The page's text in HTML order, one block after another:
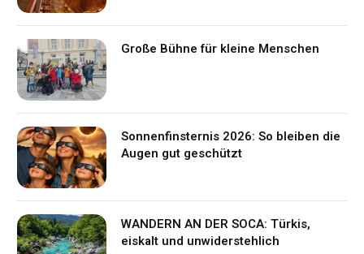
Große Bühne für kleine Menschen
Sonnenfinsternis 2026: So bleiben die
Augen gut geschützt
WANDERN AN DER SOCA: Türkis,
eiskalt und unwiderstehlich